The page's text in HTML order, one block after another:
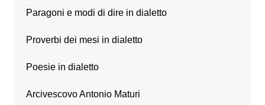
Paragoni e modi di dire in dialetto
Proverbi dei mesi in dialetto
Poesie in dialetto
Arcivescovo Antonio Maturi